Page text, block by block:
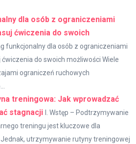
dla osób z ograniczeniami
ćwiczenia do swoich
funkcjonalny dla osób z ograniczeniami
do swoich możliwości Wiele
ograniczeń ruchowych
treningowa: Jak wprowadzać
stagnacji I. Wstęp – Podtrzymywanie
treningu jest kluczowe dla
Jednak, utrzymywanie rutyny treningowej